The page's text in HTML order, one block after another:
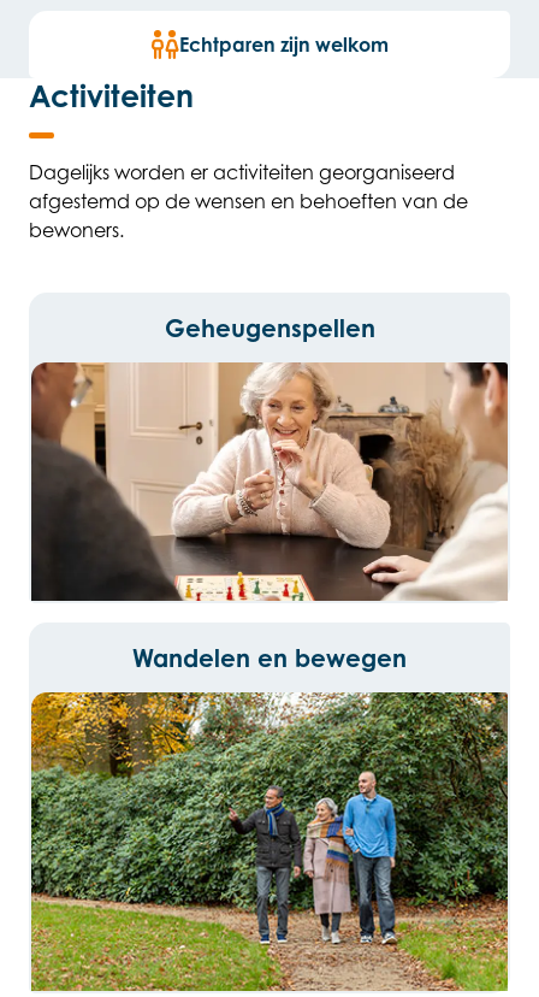
Echtparen zijn welkom
Activiteiten
Dagelijks worden er activiteiten georganiseerd
afgestemd op de wensen en behoeften van de
bewoners.
Geheugenspellen
Wandelen en bewegen